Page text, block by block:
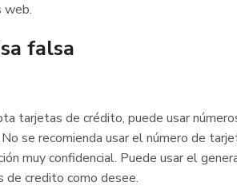
web.
falsa
tarjetas de crédito, puede usar
se recomienda usar el número de
muy confidencial. Puede usar el
credito como desee.